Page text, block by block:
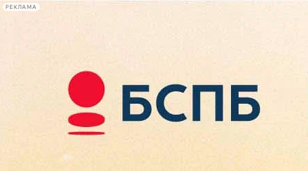
РЕКЛАМА
Сегодня:
2026.08.08
10:12
Афиша Plus